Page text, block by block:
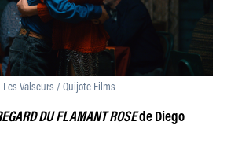
Valseurs / Quijote Films
DU FLAMANT ROSEde Diego